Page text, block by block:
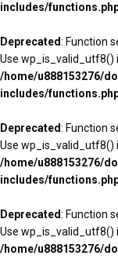
includes/
Deprecated: Function
Use wp_is_valid_utf8()
/home/u888153276/
includes/
Deprecated: Function
Use wp_is_valid_utf8()
/home/u888153276/
includes/
Deprecated: Function
Use wp_is_valid_utf8()
/home/u888153276/